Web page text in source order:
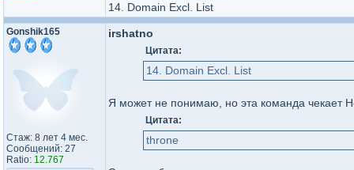
14. Domain Excl. List
Gonshik165
Стаж: 8 лет 4 мес.
Сообщений: 27
Ratio: 12.767
irshatno
Цитата:
14. Domain Excl. List
Я может не понимаю, но эта команда чекает
Цитата:
throne